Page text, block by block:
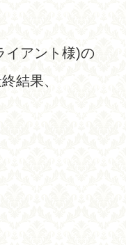
イアント様)の
結果、